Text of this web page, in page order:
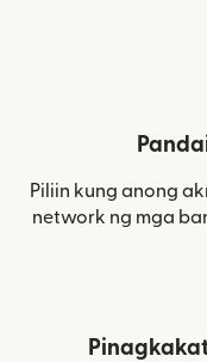
Piliin kung anong
network ng mga